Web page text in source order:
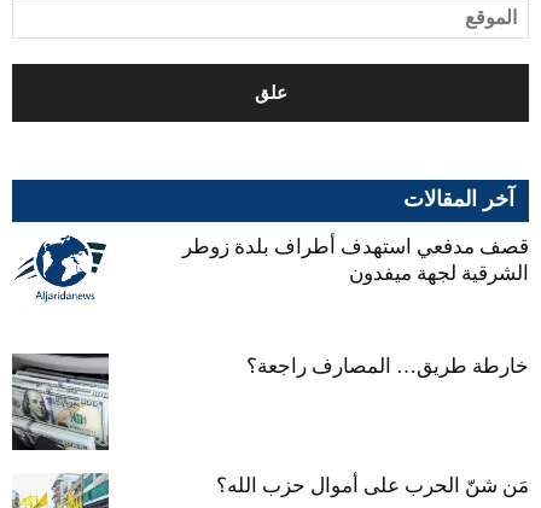
آخر المقالات
قصف مدفعي استهدف أطراف بلدة زوطر
الشرقية لجهة ميفدون
خارطة طريق… المصارف راجعة؟
مَن شنّ الحرب على أموال حزب الله؟